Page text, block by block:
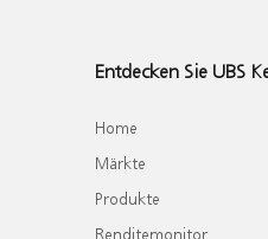
Entdecken Sie UBS
Home
Märkte
Produkte
Renditemonitor